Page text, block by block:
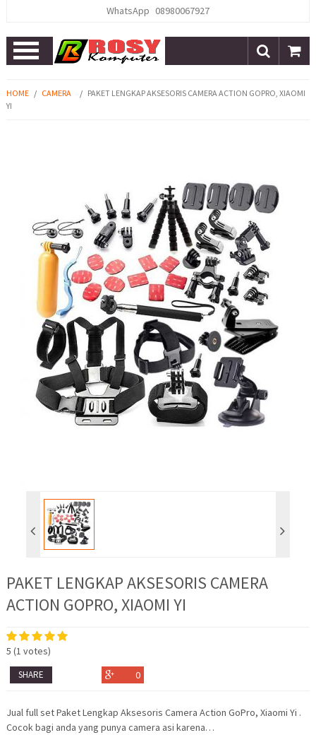
WhatsApp 08980067927
Open
Menu
HOME / CAMERA / PAKET LENGKAP AKSESORIS CAMERA ACTION GOPRO, XIAOMI
YI
PAKET LENGKAP AKSESORIS CAMERA
ACTION GOPRO, XIAOMI YI
5 (1 votes)
SHARE 0
Jual full set Paket Lengkap Aksesoris Camera Action GoPro, Xiaomi Yi .
Cocok bagi anda yang punya camera asi karena…